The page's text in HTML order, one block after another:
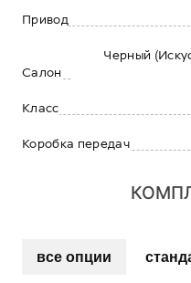
Привод
Салон
Черный
Класс
Коробка передач
все опции